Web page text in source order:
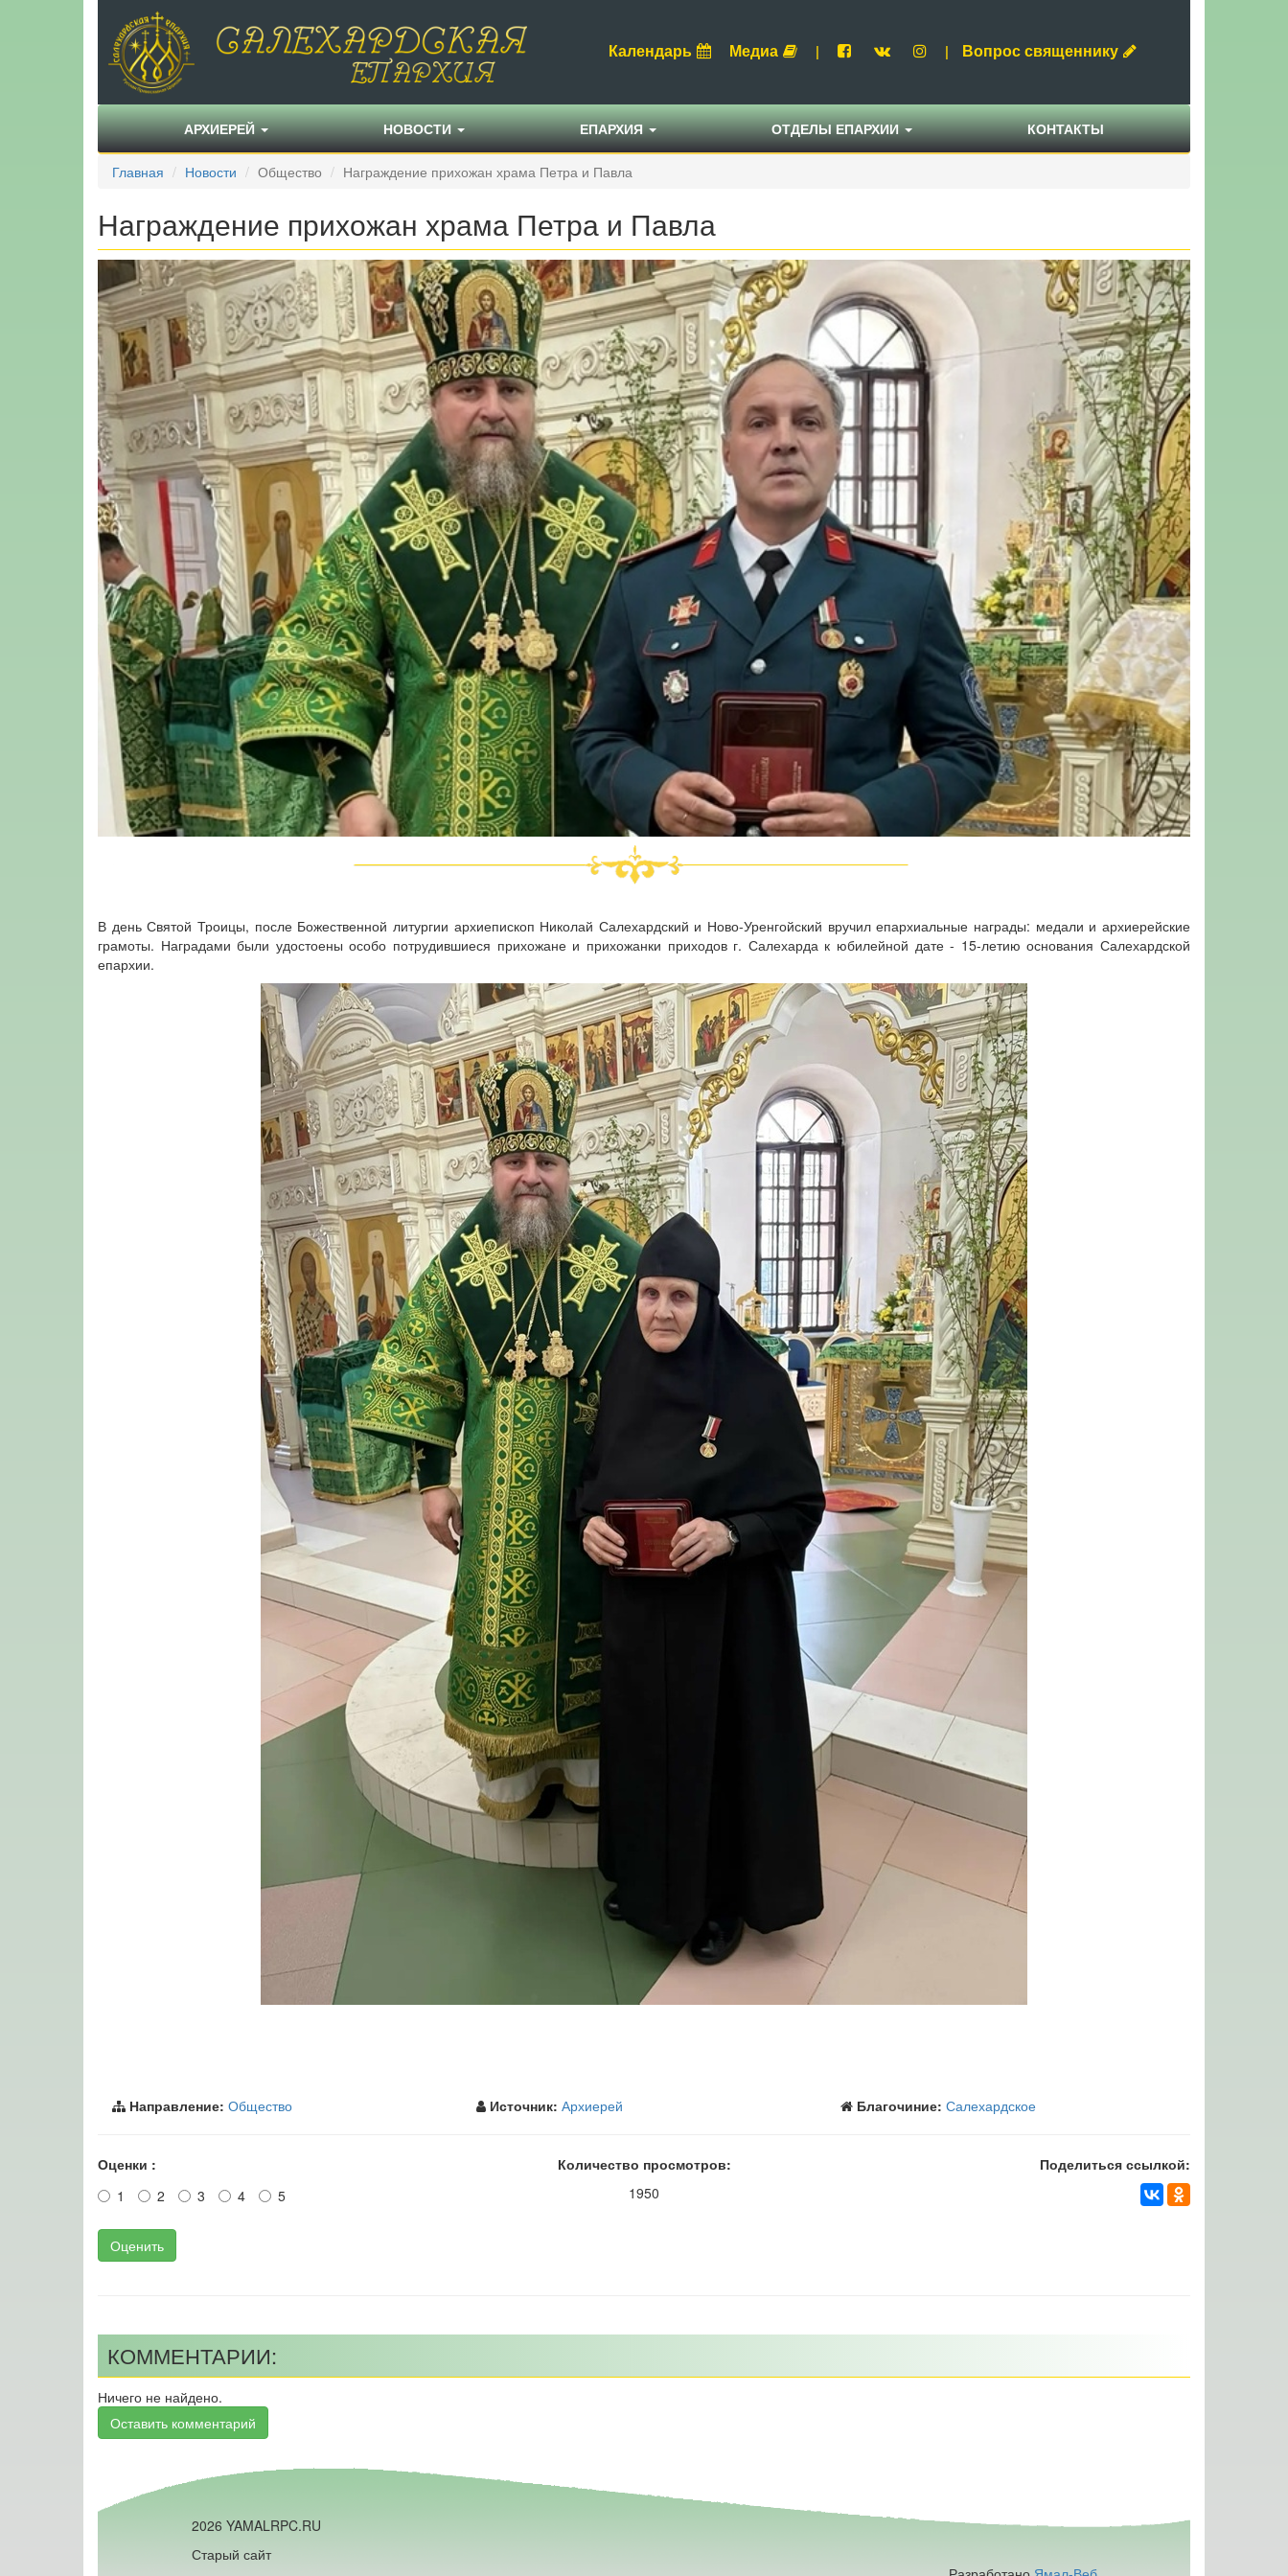
Календарь Медиа | | Вопрос священнику
АРХИЕРЕЙ НОВОСТИ ЕПАРХИЯ ОТДЕЛЫ ЕПАРХИИ КОНТАКТЫ
Главная Новости Общество Награждение прихожан храма Петра и Павла
Награждение прихожан храма Петра и Павла
В день Святой Троицы, после Божественной литургии архиепископ Николай Салехардский и Ново-Уренгойский вручил епархиальные награды: медали и архиерейские
грамоты. Наградами были удостоены особо потрудившиеся прихожане и прихожанки приходов г. Салехарда к юбилейной дате - 15-летию основания Салехардской
епархии.
Направление: Общество Источник: Архиерей Благочиние: Салехардское
Оценки :
1
2 3 4 5
Оценить
Количество просмотров:
1950
Поделиться ссылкой:
КОММЕНТАРИИ:
Ничего не найдено.
Оставить комментарий
2026 YAMALRPC.RU
Старый сайт